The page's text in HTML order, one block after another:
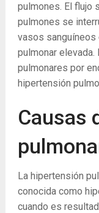
pulmones. El flujo
pulmones se
vasos sanguíneos
pulmonar
pulmonares por
hipertensión
Causas
La hipertensión
conocida como
cuando es